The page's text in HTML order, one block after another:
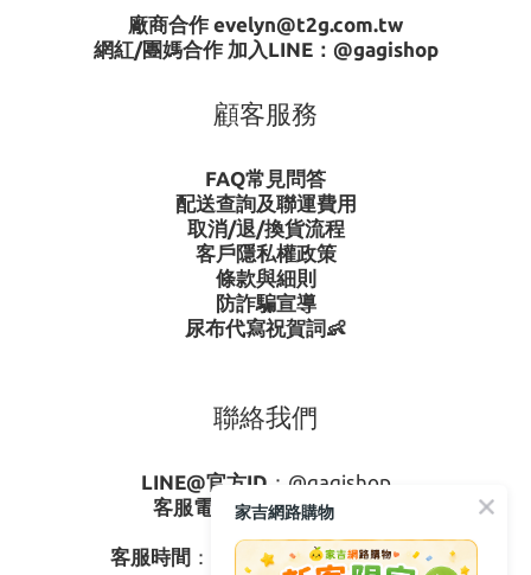
廠商合作 evelyn@t2g.com.tw
網紅/團媽合作 加入LINE： @gagishop
顧客服務
FAQ常見問答
配送查詢及聯運費用
取消/退/換貨流程
客戶隱私權政策
條款與細則
防詐騙宣導
尿布代寫祝賀詞👶
聯絡我們
LINE@官方ID ： @gagishop
客服電話 ：0800-273795
客服時間 ：週一至週五08:30-17:30
家吉網路購物